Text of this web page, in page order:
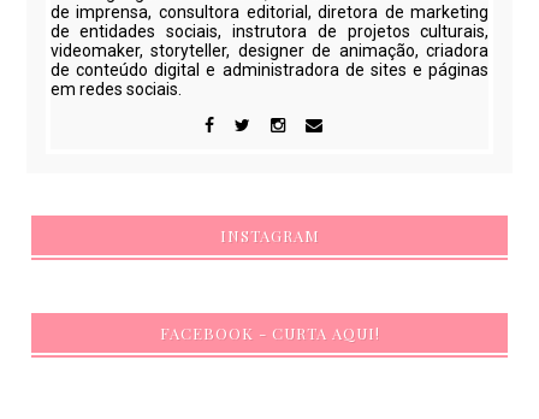
de imprensa, consultora editorial, diretora de marketing
de entidades sociais, instrutora de projetos culturais,
videomaker, storyteller, designer de animação, criadora
de conteúdo digital e administradora de sites e páginas
em redes sociais.
INSTAGRAM
FACEBOOK - CURTA AQUI!